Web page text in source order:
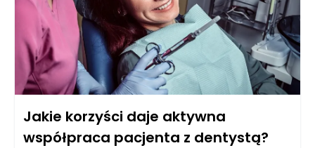
Jakie korzyści daje aktywna
współpraca pacjenta z dentystą?